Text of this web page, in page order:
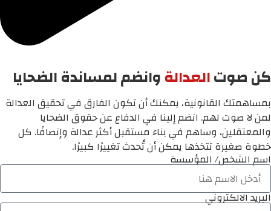
كن صوتالعدالةوانضم لمساندة الضحايا
بمساهمتك القانونية، يمكنك أن تكون الفارق في تحقيق العدالة
لمن لا صوت لهم. انضم إلينا في الدفاع عن حقوق الضحايا
والمعتقلين، وساهم في بناء مستقبل أكثر عدالة وإنصافًا. كل
خطوة صغيرة تتخذها يمكن أن تُحدث تغييرًا كبيرًا.
اسم الشخص/ المؤسسة
البريد الالكتروني